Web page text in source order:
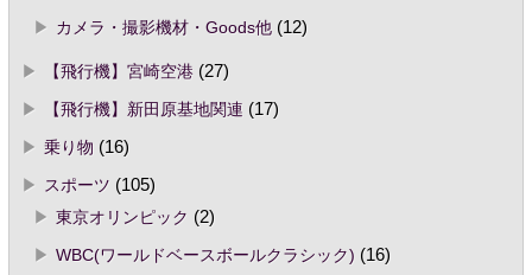
カメラ・撮影機材・Goods他(12)
【飛行機】宮崎空港(27)
【飛行機】新田原基地関連 (17)
乗り物 (16)
スポーツ (105)
東京オリンピック (2)
WBC(ワールドベースボールクラシック) (16)